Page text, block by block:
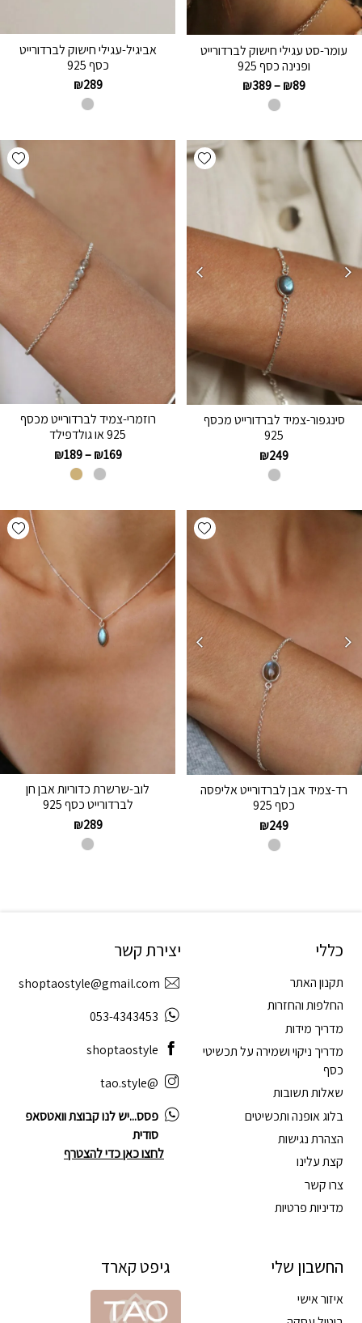
עומר-סט עגילי חישוק לברדורייט
ופנינה כסף 925
₪89
–
₪389
אביגיל-עגילי חישוק לברדורייט
כסף 925
₪289
Add wishlist
סינגפור-צמיד לברדורייט מכסף
925
₪249
רוזמרי-צמיד לברדורייט מכסף
925 או גולדפילד
₪169
–
₪189
Add wishlist
רד-צמיד אבן לברדורייט אליפסה
כסף 925
₪249
לוב-שרשרת כדוריות אבן חן
לברדורייט כסף 925
₪289
כללי
תקנון האתר
החלפות והחזרות
מדריך מידות
מדריך ניקוי ושמירה על תכשיטי
כסף
שאלות תשובות
בלוג אופנה ותכשיטים
הצהרת נגישות
קצת עלינו
צרו קשר
מדיניות פרטיות
החשבון שלי
איזור אישי
יצירת קשר
shoptaostyle@gmail.com
053-4343453
shoptaostyle
@tao.style
פסס...יש לנו קבוצת וואטסאפ
סודית
לחצו כאן כדי להצטרף
גיפט קארד